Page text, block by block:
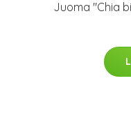
Juoma "Chia